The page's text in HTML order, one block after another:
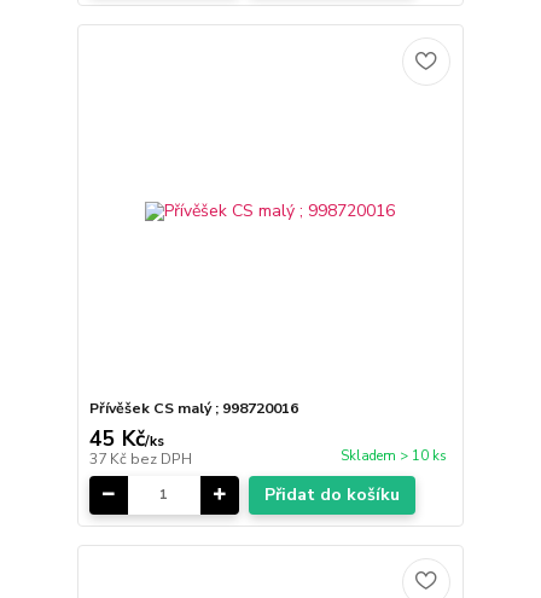
Přívěšek CS malý ; 998720016
45 Kč/ks
37 Kč bez DPH Skladem > 10 ks
Přidat do košíku